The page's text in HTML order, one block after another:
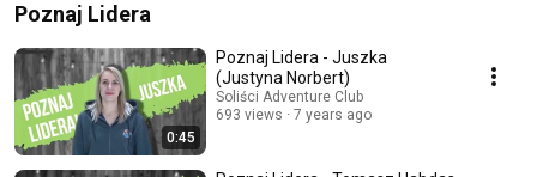
Poznaj Lidera
0:45
Poznaj Lidera - Juszka
(Justyna Norbert)
Soliści Adventure Club
693 views
7 years ago